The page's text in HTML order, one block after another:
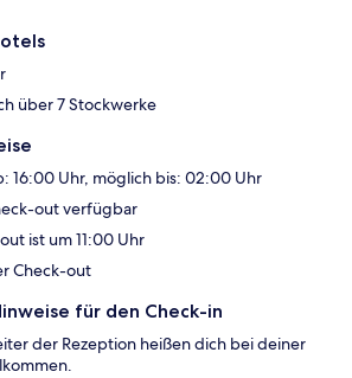
über 7 Stockwerke
16:00 Uhr, möglich bis: 02:00 Uhr
out verfügbar
ist um 11:00 Uhr
Check-out
für den Check-in
der Rezeption heißen dich bei deiner